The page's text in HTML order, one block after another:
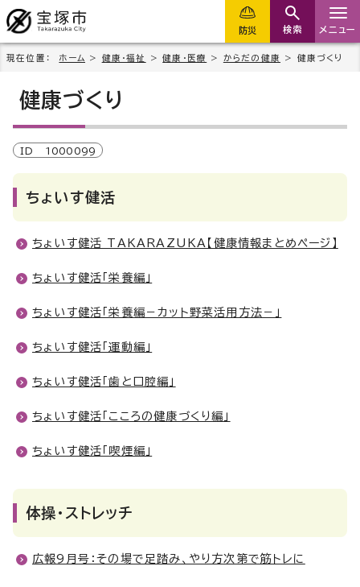
防災 検索 メニュー
現在位置： ホーム > 健康・福祉 >健康・医療 > からだの健康 > 健康づくり
健康づくり
ID 1000099
ちょいす健活
ちょいす健活 TAKARAZUKA【健康情報まとめページ】
ちょいす健活「栄養編」
ちょいす健活「栄養編－カット野菜活用方法－」
ちょいす健活「運動編」
ちょいす健活「歯と口腔編」
ちょいす健活「こころの健康づくり編」
ちょいす健活「喫煙編」
体操・ストレッチ
広報9月号：その場で足踏み、やり方次第で筋トレに